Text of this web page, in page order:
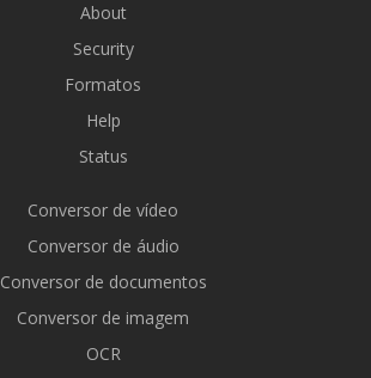
About
Security
Formatos
Help
Status
Conversor de vídeo
Conversor de áudio
Conversor de documentos
Conversor de imagem
OCR